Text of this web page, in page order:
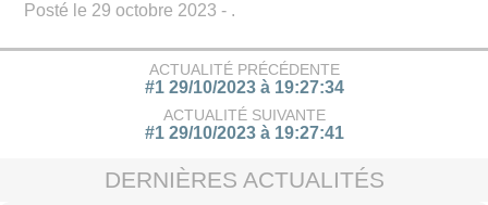
Posté le 29 octobre 2023 - .
ACTUALITÉ PRÉCÉDENTE
#1 29/10/2023 à 19:27:34
ACTUALITÉ SUIVANTE
#1 29/10/2023 à 19:27:41
DERNIÈRES ACTUALITÉS